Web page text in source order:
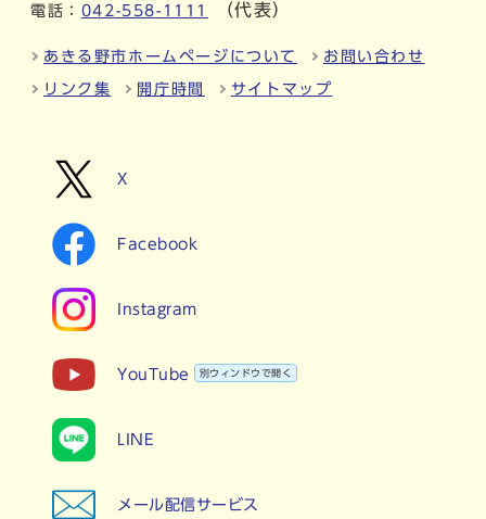
電話： 042-558-1111 （代表）
あきる野市ホームページについて お問い合わせ
リンク集 開庁時間 サイトマップ
X
Facebook
Instagram
YouTube 別ウィンドウで開く
LINE
メール配信サービス